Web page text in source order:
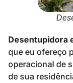
Desentupidora
que eu ofereço
operacional de
de sua